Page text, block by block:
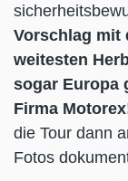
Vorschlag mit
weitesten
sogar Europa
Firma
die Tour dann
Fotos